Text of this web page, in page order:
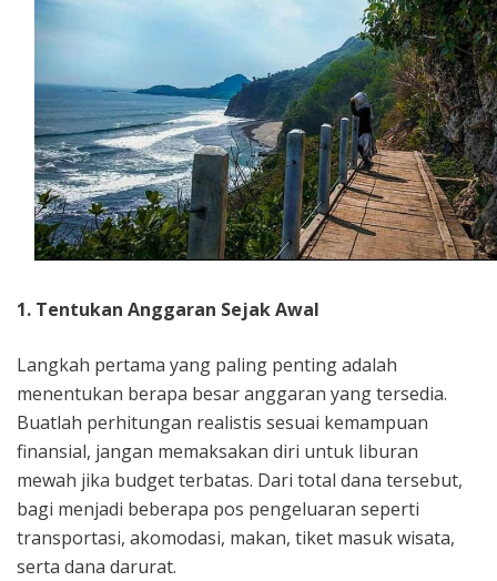
1. Tentukan Anggaran Sejak Awal
Langkah pertama yang paling penting adalah
menentukan berapa besar anggaran yang tersedia.
Buatlah perhitungan realistis sesuai kemampuan
finansial, jangan memaksakan diri untuk liburan
mewah jika budget terbatas. Dari total dana tersebut,
bagi menjadi beberapa pos pengeluaran seperti
transportasi, akomodasi, makan, tiket masuk wisata,
serta dana darurat.